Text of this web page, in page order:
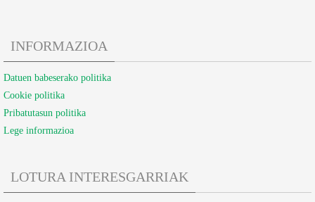
INFORMAZIOA
Datuen babeserako politika
Cookie politika
Pribatutasun politika
Lege informazioa
LOTURA INTERESGARRIAK